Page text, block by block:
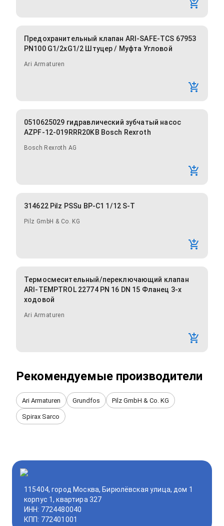
Предохранительный клапан ARI-SAFE-TCS 67953
PN100 G1/2xG1/2 Штуцер / Муфта Угловой
Ari Armaturen
0510625029 гидравлический зубчатый насос
AZPF-12-019RRR20KB Bosch Rexroth
Bosch Rexroth AG
314622 Pilz PSSu BP-C1 1/12 S-T
Pilz GmbH & Co. KG
Термосмесительный/переключающий клапан
ARI-TEMPTROL 22774 PN 16 DN 15 Фланец 3-х
ходовой
Ari Armaturen
Рекомендуемые производители
Ari Armaturen Grundfos Pilz GmbH & Co. KG
Spirax Sarco
115404, город Москва, Бирюлёвская улица, дом 1
корпус 1, квартира 327
ИНН: 7724480040
КПП: 772401001